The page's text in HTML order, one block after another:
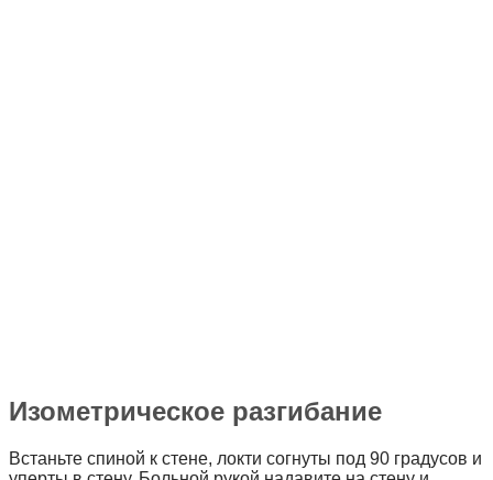
Изометрическое разгибание
Встаньте спиной к стене, локти согнуты под 90 градусов и